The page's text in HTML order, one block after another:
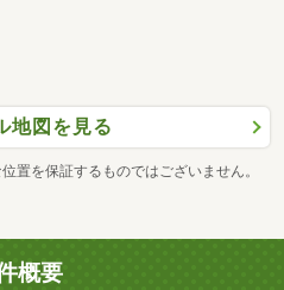
地図を見る
置を保証するものではございません。
概要